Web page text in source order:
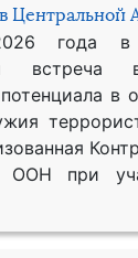
Центральной
года в
встреча
в
ООН при